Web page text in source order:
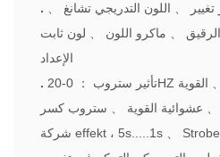
.
、 اللون التدريجي تشانغ 、
الرقيق 、 ماكرو اللون 、 لون ثابت
الإعداد
.
تأثير ستروب ： 0-20HZ القوية 、
、 عشوائية القوية 、 ستروب كسر
شركة effekt ، 5s.....1s 、